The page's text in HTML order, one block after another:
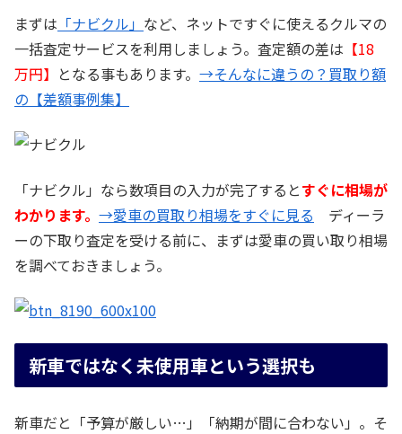
まずは 「ナビクル」 など、ネットですぐに使えるクルマの
一括査定サービスを利用しましょう。査定額の差は 【18
万円】 となる事もあります。 →そんなに違うの？買取り額
の【差額事例集】
「ナビクル」なら数項目の入力が完了するとすぐに相場が
わかります。 →愛車の買取り相場をすぐに見る ディーラ
ーの下取り査定を受ける前に、まずは愛車の買い取り相場
を調べておきましょう。
新車ではなく未使用車という選択も
新車だと「予算が厳しい…」「納期が間に合わない」。そ